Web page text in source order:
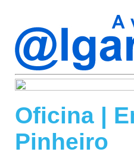
Oficina |
Pinheiro